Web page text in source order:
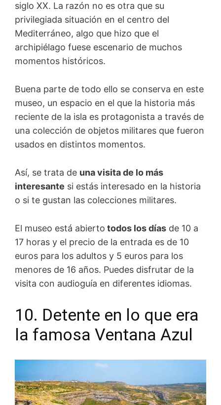
siglo XX. La razón no es otra que su
privilegiada situación en el centro del
Mediterráneo, algo que hizo que el
archipiélago fuese escenario de muchos
momentos históricos.
Buena parte de todo ello se conserva en este
museo, un espacio en el que la historia más
reciente de la isla es protagonista a través de
una colección de objetos militares que fueron
usados en distintos momentos.
Así, se trata de una visita de lo más
interesante si estás interesado en la historia
o si te gustan las colecciones militares.
El museo está abierto todos los días de 10 a
17 horas y el precio de la entrada es de 10
euros para los adultos y 5 euros para los
menores de 16 años. Puedes disfrutar de la
visita con audioguía en diferentes idiomas.
10. Detente en lo que era
la famosa Ventana Azul